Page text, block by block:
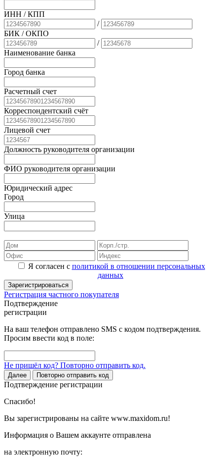
ИНН / КПП
/
БИК / ОКПО
/
Наименование банка
Город банка
Расчетный счет
Корреспондентский счёт
Лицевой счет
Должность руководителя организации
ФИО руководителя организации
Юридический адрес
Город
Улица
Я согласен с политикой в отношении персональных
данных
Зарегистрироваться
Регистрация частного покупателя
Подтверждение
регистрации
На ваш телефон отправлено SMS с кодом подтверждения.
Просим ввести код в поле:
Не пришёл код? Повторно отправить код.
Далее Повторно отправить код
Подтверждение регистрации
Спасибо!
Вы зарегистрированы на сайте www.maxidom.ru!
Информация о Вашем аккаунте отправлена
на электронную почту: